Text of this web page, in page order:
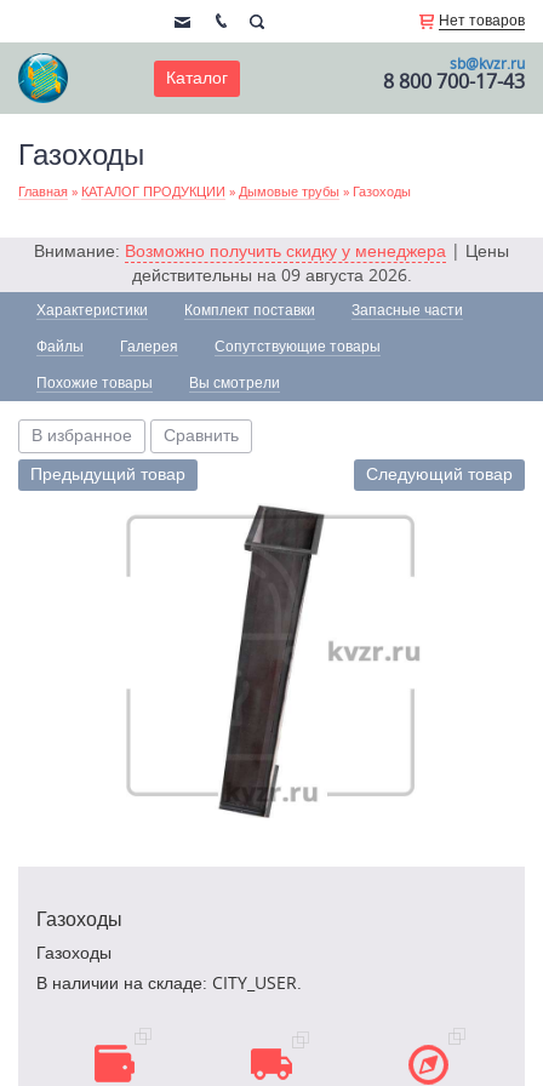
Нет товаров
Каталог
sb@kvzr.ru
8 800 700-17-43
Газоходы
Главная » КАТАЛОГ ПРОДУКЦИИ » Дымовые трубы » Газоходы
Внимание: Возможно получить скидку у менеджера | Цены
действительны на 09 августа 2026.
Характеристики Комплект поставки Запасные части
Файлы Галерея Сопутствующие товары
Похожие товары Вы смотрели
В избранное
Сравнить
Предыдущий товар
Следующий товар
Газоходы
Газоходы
В наличии на складе: CITY_USER.